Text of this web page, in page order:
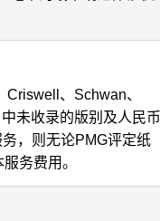
、Schwan、
未收录的版别及人民币
，则无论PMG评定纸
务费用。